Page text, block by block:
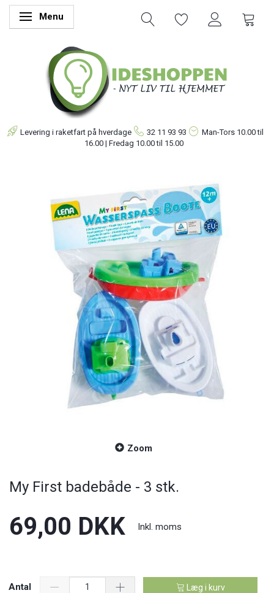
Skifte navigation
Menu
Levering i raketfart på hverdage 32 11 93 93 Man-Tors 10.00 til
16.00 | Fredag 10.00 til 15.00
Zoom
My First badebåde - 3 stk.
69,00 DKK Inkl. moms
Antal Læg i kurv